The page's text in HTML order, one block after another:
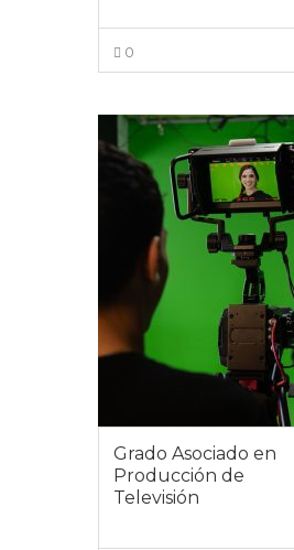
0
Grado Asociado en
Producción de
Televisión